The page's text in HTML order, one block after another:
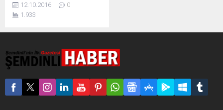
evine bombalı saldırı
düzenlenirken, saldırıda ölen
göre, Şemdinli Korucu
Derneği Başkanı Feyzullah
Şen'in Günyazı (Qelaşk)
köyü Çalışanlar
mezrasındaki evine bombalı
12.10.2016
0
1.933